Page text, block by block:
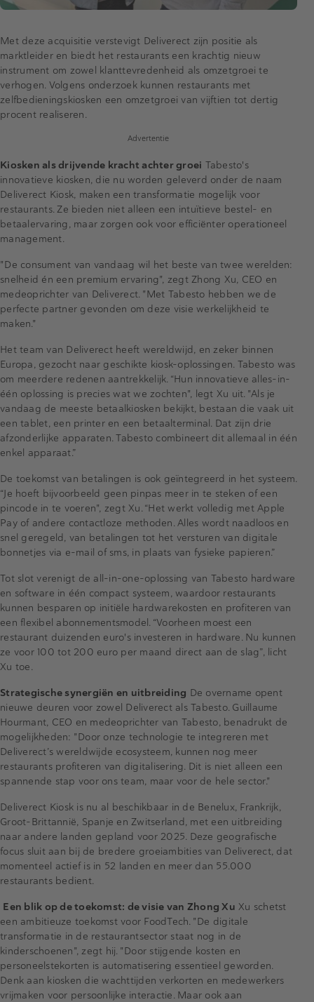
Met deze acquisitie verstevigt Deliverect zijn positie als
marktleider en biedt het restaurants een krachtig nieuw
instrument om zowel klanttevredenheid als omzetgroei te
verhogen. Volgens onderzoek kunnen restaurants met
zelfbedieningskiosken een omzetgroei van vijftien tot dertig
procent realiseren.
Advertentie
Kiosken als drijvende kracht achter groei Tabesto's
innovatieve kiosken, die nu worden geleverd onder de naam
Deliverect Kiosk, maken een transformatie mogelijk voor
restaurants. Ze bieden niet alleen een intuïtieve bestel- en
betaalervaring, maar zorgen ook voor efficiënter operationeel
management.
"De consument van vandaag wil het beste van twee werelden:
snelheid én een premium ervaring", zegt Zhong Xu, CEO en
medeoprichter van Deliverect. "Met Tabesto hebben we de
perfecte partner gevonden om deze visie werkelijkheid te
maken."
Het team van Deliverect heeft wereldwijd, en zeker binnen
Europa, gezocht naar geschikte kiosk-oplossingen. Tabesto was
om meerdere redenen aantrekkelijk. “Hun innovatieve alles-in-
één oplossing is precies wat we zochten", legt Xu uit. "Als je
vandaag de meeste betaalkiosken bekijkt, bestaan die vaak uit
een tablet, een printer en een betaalterminal. Dat zijn drie
afzonderlijke apparaten. Tabesto combineert dit allemaal in één
enkel apparaat.”
De toekomst van betalingen is ook geïntegreerd in het systeem.
“Je hoeft bijvoorbeeld geen pinpas meer in te steken of een
pincode in te voeren", zegt Xu. “Het werkt volledig met Apple
Pay of andere contactloze methoden. Alles wordt naadloos en
snel geregeld, van betalingen tot het versturen van digitale
bonnetjes via e-mail of sms, in plaats van fysieke papieren.”
Tot slot verenigt de all-in-one-oplossing van Tabesto hardware
en software in één compact systeem, waardoor restaurants
kunnen besparen op initiële hardwarekosten en profiteren van
een flexibel abonnementsmodel. “Voorheen moest een
restaurant duizenden euro's investeren in hardware. Nu kunnen
ze voor 100 tot 200 euro per maand direct aan de slag”, licht
Xu toe.
Strategische synergiën en uitbreiding De overname opent
nieuwe deuren voor zowel Deliverect als Tabesto. Guillaume
Hourmant, CEO en medeoprichter van Tabesto, benadrukt de
mogelijkheden: "Door onze technologie te integreren met
Deliverect’s wereldwijde ecosysteem, kunnen nog meer
restaurants profiteren van digitalisering. Dit is niet alleen een
spannende stap voor ons team, maar voor de hele sector."
Deliverect Kiosk is nu al beschikbaar in de Benelux, Frankrijk,
Groot-Brittannië, Spanje en Zwitserland, met een uitbreiding
naar andere landen gepland voor 2025. Deze geografische
focus sluit aan bij de bredere groeiambities van Deliverect, dat
momenteel actief is in 52 landen en meer dan 55.000
restaurants bedient.
Een blik op de toekomst: de visie van Zhong Xu Xu schetst
een ambitieuze toekomst voor FoodTech. "De digitale
transformatie in de restaurantsector staat nog in de
kinderschoenen", zegt hij. "Door stijgende kosten en
personeelstekorten is automatisering essentieel geworden.
Denk aan kiosken die wachttijden verkorten en medewerkers
vrijmaken voor persoonlijke interactie. Maar ook aan